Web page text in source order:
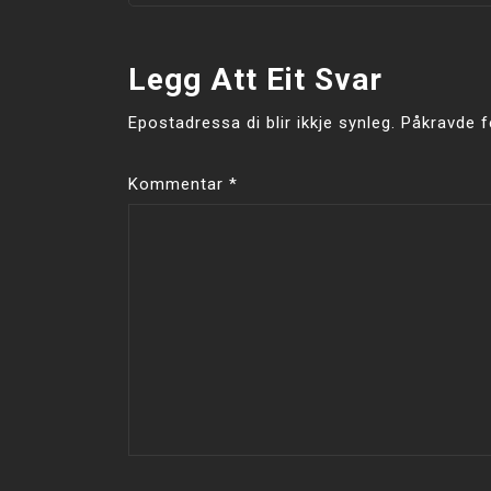
Legg Att Eit Svar
Epostadressa di blir ikkje synleg. Påkravde
Kommentar *